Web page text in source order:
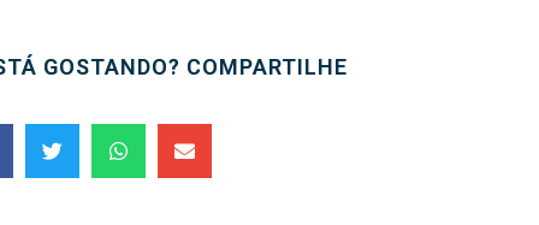
GOSTANDO? COMPARTILHE